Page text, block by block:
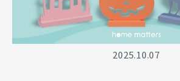
2025.10.07